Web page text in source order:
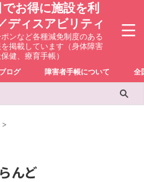
お得に施設を利
ィスアビリティ
ンなど各種減免制度のある
掲載しています（身体障害
健、療育手帳）
ログ 障害者手帳について 全
>
んど